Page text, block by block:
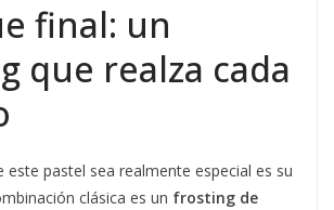
final: un
que realza cada
este pastel sea realmente especial es su
clásica es un frosting de